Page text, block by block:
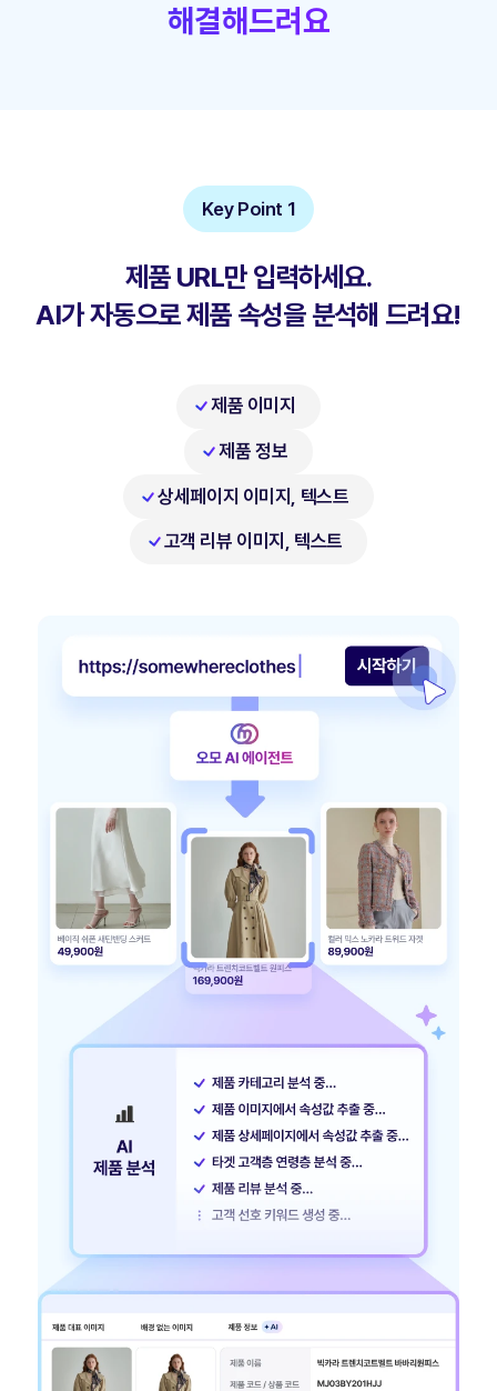
해결해드려요
Key Point 1
제품 URL만 입력하세요.
AI가 자동으로 제품 속성을 분석해 드려요!
제품 이미지
제품 정보
상세페이지 이미지, 텍스트
고객 리뷰 이미지, 텍스트